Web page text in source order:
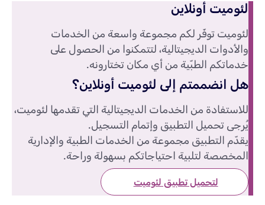
لئوميت أونلاين
لئوميت توفّر لكم مجموعة واسعة من الخدمات
والأدوات الديجيتالية، لتتمكنوا من الحصول على
خدماتكم الطبّية من أي مكان تختارونه.
هل انضممتم إلى لئوميت أونلاين؟
للاستفادة من الخدمات الديجيتالية التي تقدمها لئوميت،
يُرجى تحميل التطبيق وإتمام التسجيل.
يقدّم التطبيق مجموعة من الخدمات الطبية والإدارية
المخصصة لتلبية احتياجاتكم بسهولة وراحة.
لتحميل تطبيق لئوميت